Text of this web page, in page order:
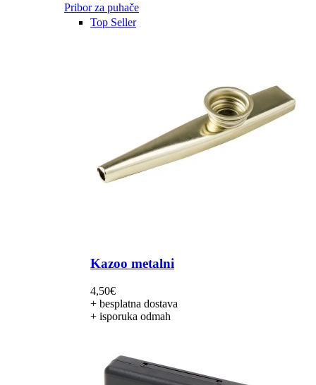
Pribor za puhače
Top Seller
Kazoo metalni
4,50€
+ besplatna dostava
+ isporuka odmah